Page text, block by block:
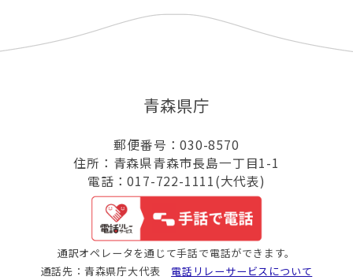
青森県庁
郵便番号：030-8570
住所：青森県青森市長島一丁目1-1
電話：017-722-1111(大代表)
通訳オペレータを通じて手話で電話ができます。
通話先：青森県庁大代表 電話リレーサービスについて